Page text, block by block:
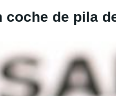
coche de pila